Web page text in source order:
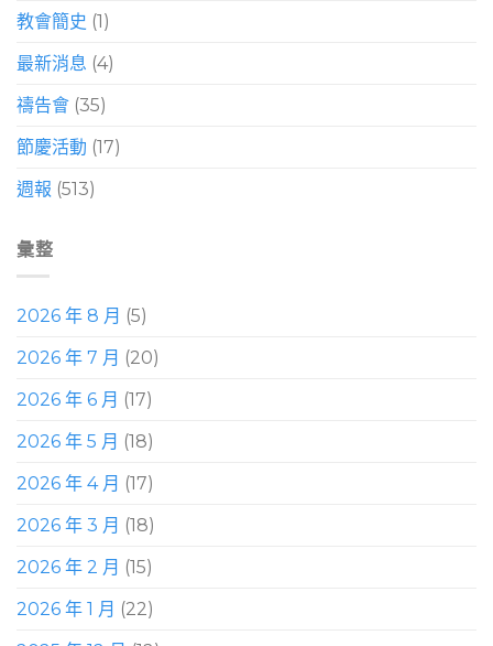
教會簡史 (1)
最新消息 (4)
禱告會 (35)
節慶活動 (17)
週報 (513)
彙整
2026 年 8 月 (5)
2026 年 7 月 (20)
2026 年 6 月 (17)
2026 年 5 月 (18)
2026 年 4 月 (17)
2026 年 3 月 (18)
2026 年 2 月 (15)
2026 年 1 月 (22)